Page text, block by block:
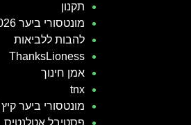
תקנון
מונטסורי ביער 2026
להבות ללביאות
ThanksLioness
אמן חינוך
tnx
מונטסורי ביער קיץ